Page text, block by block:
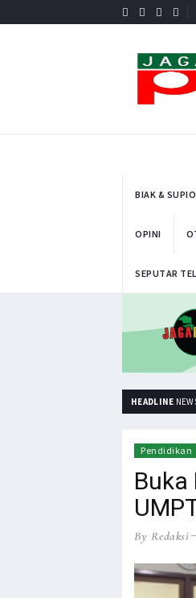
BIAK &
OPINI
SEPUTAR
HEADLINE
Pendidikan
Buka
By Redaksi